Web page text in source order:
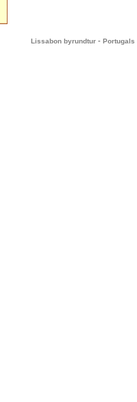
Lissabon byrundtur - Portugals